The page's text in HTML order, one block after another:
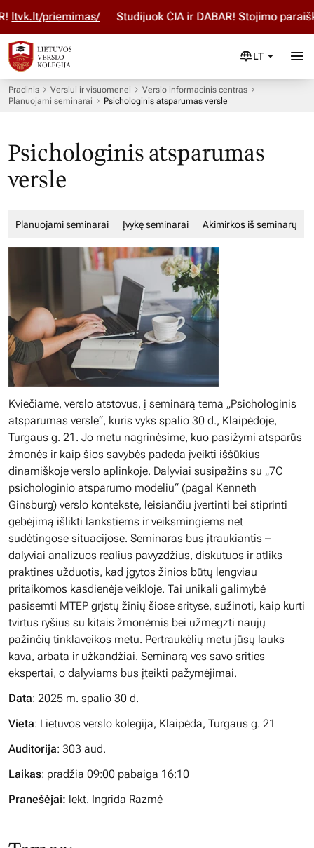
priemimas/ Studijuok ČIA ir DABAR! Stojimo paraišką
LT
Pradinis Verslui ir visuomenei
Verslo informacinis centras
Planuojami seminarai
Psichologinis atsparumas versle
Psichologinis atsparumas
versle
Planuojami seminarai Įvykę seminarai Akimirkos iš seminarų
Kviečiame, verslo atstovus, į seminarą tema „Psichologinis
atsparumas versle“, kuris vyks spalio 30 d., Klaipėdoje,
Turgaus g. 21. Jo metu nagrinėsime, kuo pasižymi atsparūs
žmonės ir kaip šios savybės padeda įveikti iššūkius
dinamiškoje verslo aplinkoje. Dalyviai susipažins su „7C
psichologinio atsparumo modeliu“ (pagal Kenneth
Ginsburg) verslo kontekste, leisiančiu įvertinti bei stiprinti
gebėjimą išlikti lankstiems ir veiksmingiems net
sudėtingose situacijose. Seminaras bus įtraukiantis –
dalyviai analizuos realius pavyzdžius, diskutuos ir atliks
praktines užduotis, kad įgytos žinios būtų lengviau
pritaikomos kasdienėje veikloje. Tai unikali galimybė
pasisemti MTEP grįstų žinių šiose srityse, sužinoti, kaip kurti
tvirtus ryšius su kitais žmonėmis bei užmegzti naujų
pažinčių tinklaveikos metu. Pertraukėlių metu jūsų lauks
kava, arbata ir užkandžiai. Seminarą ves savo srities
ekspertai, o dalyviams bus įteikti pažymėjimai.
Data: 2025 m. spalio 30 d.
Vieta: Lietuvos verslo kolegija, Klaipėda, Turgaus g. 21
Auditorija: 303 aud.
Laikas: pradžia 09:00 pabaiga 16:10
Pranešėjai: lekt. Ingrida Razmė